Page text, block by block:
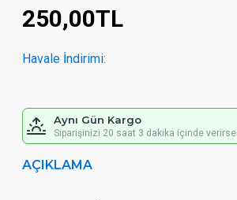
250,00TL
Havale İndirimi:
Aynı Gün Kargo
Siparişinizi 20 saat 3 dakika içinde
AÇIKLAMA